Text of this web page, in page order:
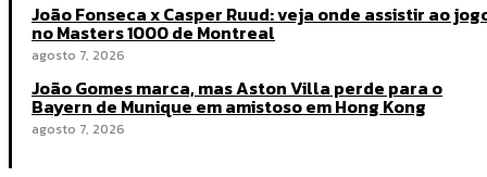
João Fonseca x Casper Ruud: veja onde assistir ao
no Masters 1000 de Montreal
agosto 7, 2026
João Gomes marca, mas Aston Villa perde para o
Bayern de Munique em amistoso em Hong Kong
agosto 7, 2026